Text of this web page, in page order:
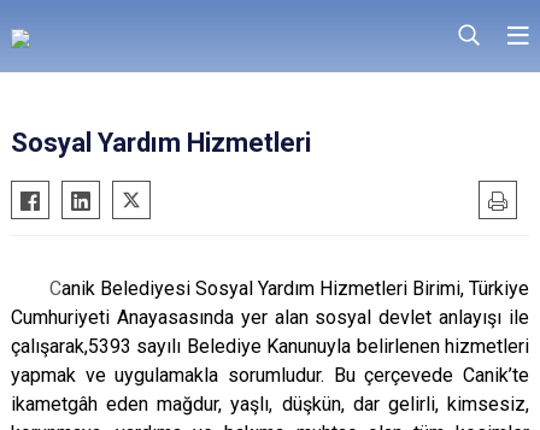
Sosyal Yardım Hizmetleri
Canik Belediyesi Sosyal Yardım Hizmetleri Birimi, Türkiye
Cumhuriyeti Anayasasında yer alan sosyal devlet anlayışı ile
çalışarak,5393 sayılı Belediye Kanunuyla belirlenen hizmetleri
yapmak ve uygulamakla sorumludur. Bu çerçevede Canik’te
ikametgâh eden mağdur, yaşlı, düşkün, dar gelirli, kimsesiz,